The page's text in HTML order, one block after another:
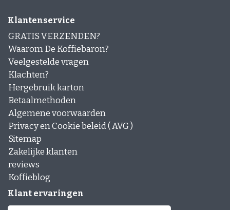
Klantenservice
GRATIS VERZENDEN?
Waarom De Koffiebaron?
Veelgestelde vragen
Klachten?
Hergebruik karton
Betaalmethoden
Algemene voorwaarden
Privacy en Cookie beleid ( AVG )
Sitemap
Zakelijke klanten
reviews
Koffieblog
Klant ervaringen